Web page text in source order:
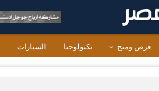
فرص ومنح تكنولوجيا السيارات